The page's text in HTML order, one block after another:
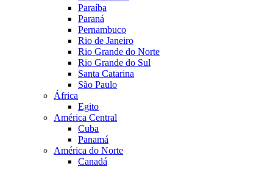
Paraíba
Paraná
Pernambuco
Rio de Janeiro
Rio Grande do Norte
Rio Grande do Sul
Santa Catarina
São Paulo
África
Egito
América Central
Cuba
Panamá
América do Norte
Canadá